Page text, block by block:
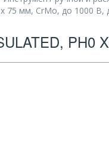
75 мм, CrMo, до 1000 В,